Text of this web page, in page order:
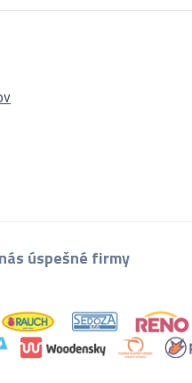
úspešné firmy